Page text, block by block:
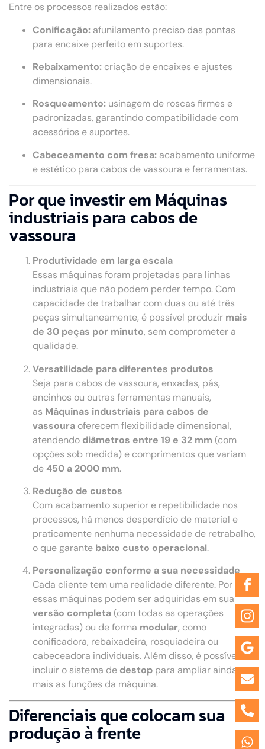
Entre os processos realizados estão:
Conificação: afunilamento preciso das pontas
para encaixe perfeito em suportes.
Rebaixamento: criação de encaixes e ajustes
dimensionais.
Rosqueamento: usinagem de roscas firmes e
padronizadas, garantindo compatibilidade com
acessórios e suportes.
Cabeceamento com fresa: acabamento uniforme
e estético para cabos de vassoura e ferramentas.
Por que investir em Máquinas
industriais para cabos de
vassoura
Produtividade em larga escala
Essas máquinas foram projetadas para linhas
industriais que não podem perder tempo. Com
capacidade de trabalhar com duas ou até três
peças simultaneamente, é possível produzir mais
de 30 peças por minuto, sem comprometer a
qualidade.
Versatilidade para diferentes produtos
Seja para cabos de vassoura, enxadas, pás,
ancinhos ou outras ferramentas manuais,
as Máquinas industriais para cabos de
vassoura oferecem flexibilidade dimensional,
atendendo diâmetros entre 19 e 32 mm (com
opções sob medida) e comprimentos que variam
de450 a 2000 mm.
Redução de custos
Com acabamento superior e repetibilidade nos
processos, há menos desperdício de material e
praticamente nenhuma necessidade de retrabalho,
o que garante baixo custo operacional.
Personalização conforme a sua necessidade
Cada cliente tem uma realidade diferente. Por isso,
essas máquinas podem ser adquiridas em sua
versão completa (com todas as operações
integradas) ou de forma modular, como
conificadora, rebaixadeira, rosquiadeira ou
cabeceadora individuais. Além disso, é possível
incluir o sistema de destop para ampliar ainda
mais as funções da máquina.
Diferenciais que colocam sua
produção à frente